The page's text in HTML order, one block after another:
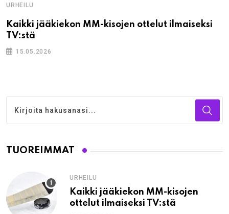
URHEILU
Kaikki jääkiekon MM-kisojen ottelut ilmaiseksi
TV:stä
15.05.2026
TUOREIMMAT
URHEILU
Kaikki jääkiekon MM-kisojen
ottelut ilmaiseksi TV:stä